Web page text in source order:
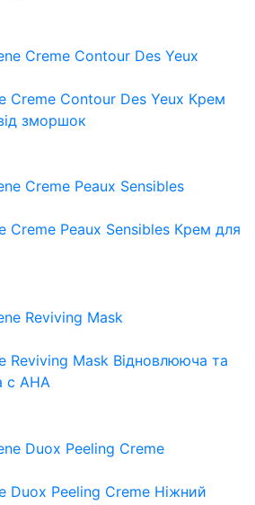
Creme Contour Des Yeux Крем
зморшок
Creme Peaux Sensibles Крем для
Reviving Mask Відновлююча та
с АНА
Duox Peeling Creme Ніжний